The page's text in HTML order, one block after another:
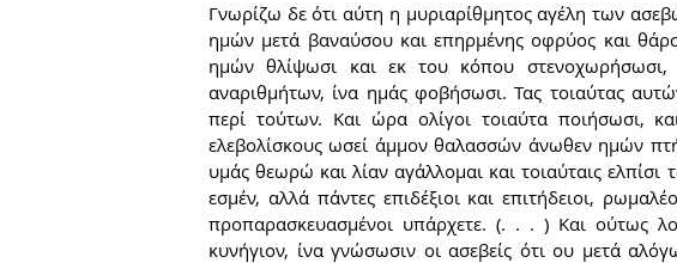
Γνωρίζω δε ότι αύτη η μυριαρίθμητος αγέλη των
ημών μετά βαναύσου και επηρμένης οφρύος και
ημών θλίψωσι και εκ του κόπου
αναριθμήτων, ίνα ημάς φοβήσωσι. Τας τοιαύτας
περί τούτων. Και ώρα ολίγοι τοιαύτα ποιήσωσι,
ελεβολίσκους ωσεί άμμον θαλασσών άνωθεν ημών
υμάς θεωρώ και λίαν αγάλλομαι και τοιαύταις ελπίσι
εσμέν, αλλά πάντες επιδέξιοι και επιτήδειοι,
προπαρασκευασμένοι υπάρχετε. (. . . ) Και ούτως
κυνήγιον, ίνα γνώσωσιν οι ασεβείς ότι ου μετά